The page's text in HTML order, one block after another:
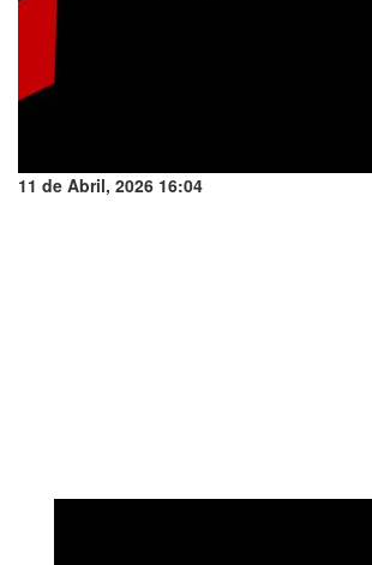
11 de Abril, 2026 16:04